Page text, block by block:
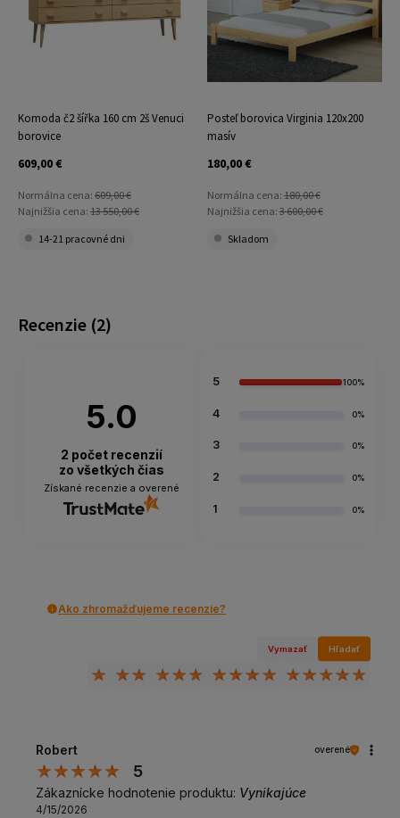
Recenzie (2)
5.0
2 počet recenzií
zo všetkých čias
Získané recenzie a overené
5 100%
4 0%
3 0%
2 0%
1 0%
Ako zhromažďujeme recenzie?
Vymazať Hľadať
Robert overené
5
Zákaznícke hodnotenie produktu: Vynikajúce
4/15/2026
Komoda č2 šířka 160 cm 2š Venuci
borovice
609,00 €
Normálna cena: 609,00 €
Najnižšia cena: 13 550,00 €
14-21 pracovné dni
Posteľ borovica Virginia 120x200
masív
180,00 €
Normálna cena:180,00 €
Najnižšia cena:3 600,00 €
Skladom